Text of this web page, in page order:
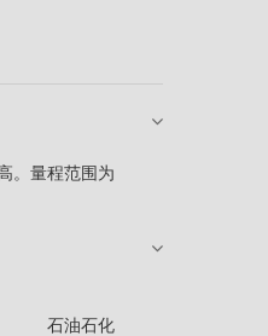
。量程范围为
油石化